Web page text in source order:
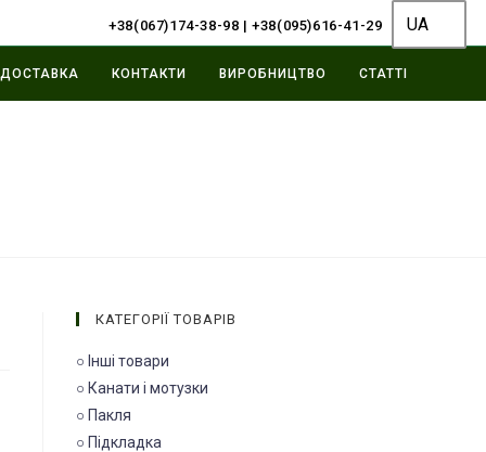
+38(067)174-38-98 |+38(095)616-41-29 UA
ДОСТАВКА КОНТАКТИ ВИРОБНИЦТВО СТАТТІ
КАТЕГОРІЇ ТОВАРІВ
○ Інші товари
○ Канати і мотузки
○ Пакля
○ Підкладка